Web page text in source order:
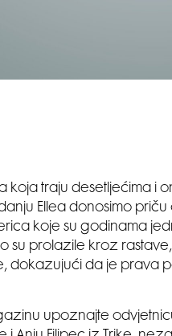
koja traju desetljećima i
Ellea donosimo
koje su godinama
su prolazile kroz
dokazujući da je prava
upoznajte